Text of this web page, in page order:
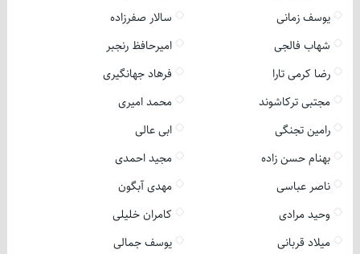
یوسف زمانی
سالار صفرزاده
شهاب فالجی
امیرحافظ رنجبر
رضا کرمی تارا
فرهاد جهانگیری
مجتبی ترکاشوند
محمد امیری
رامین تجنگی
ابی عالی
بهنام حسن زاده
مجید احمدی
ناصر عباسی
مهدی آبگون
وحید مرادی
کامران خلیلی
میلاد قربانی
یوسف جمالی